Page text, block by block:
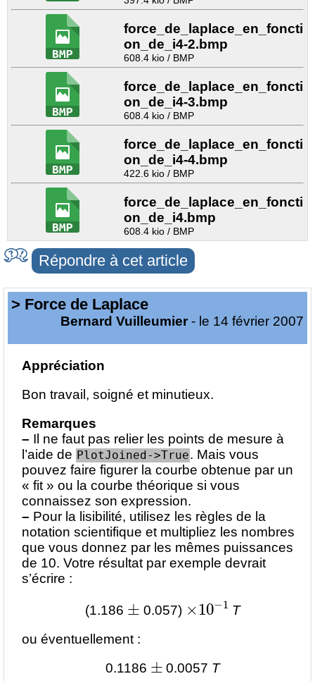
force_de_laplace_en_foncti
on_de_i4-2.bmp
608.4 kio / BMP
force_de_laplace_en_foncti
on_de_i4-3.bmp
608.4 kio / BMP
force_de_laplace_en_foncti
on_de_i4-4.bmp
422.6 kio / BMP
force_de_laplace_en_foncti
on_de_i4.bmp
608.4 kio / BMP
Répondre à cet article
> Force de Laplace
Bernard Vuilleumier- le 14 février 2007
Appréciation
Bon travail, soigné et minutieux.
Remarques
– Il ne faut pas relier les points de mesure à
l’aide de PlotJoined->True. Mais vous
pouvez faire figurer la courbe obtenue par un
« fit » ou la courbe théorique si vous
connaissez son expression.
– Pour la lisibilité, utilisez les règles de la
notation scientifique et multipliez les nombres
que vous donnez par les mêmes puissances
de 10. Votre résultat par exemple devrait
s’écrire :
(1.186
±
0.057)
10−1
T
ou éventuellement :
0.1186
±
0.0057 T